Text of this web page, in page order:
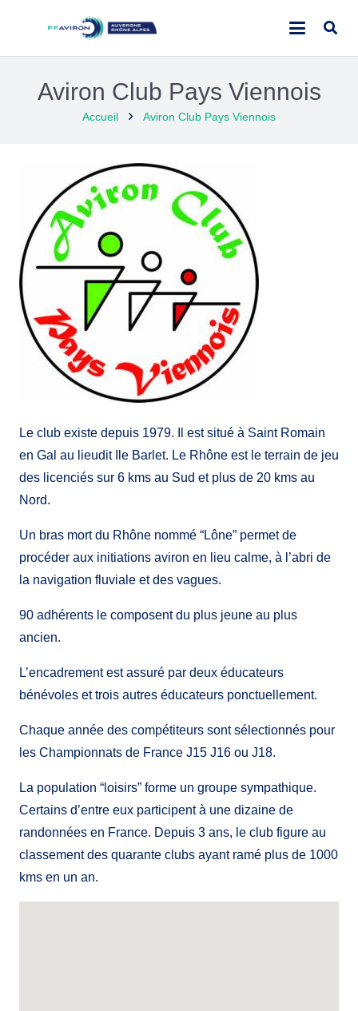
Aviron Club Pays Viennois
Accueil Aviron Club Pays Viennois
Le club existe depuis 1979. Il est situé à Saint Romain
en Gal au lieudit Ile Barlet. Le Rhône est le terrain de jeu
des licenciés sur 6 kms au Sud et plus de 20 kms au
Nord.
Un bras mort du Rhône nommé “Lône” permet de
procéder aux initiations aviron en lieu calme, à l’abri de
la navigation fluviale et des vagues.
90 adhérents le composent du plus jeune au plus
ancien.
L’encadrement est assuré par deux éducateurs
bénévoles et trois autres éducateurs ponctuellement.
Chaque année des compétiteurs sont sélectionnés pour
les Championnats de France J15 J16 ou J18.
La population “loisirs” forme un groupe sympathique.
Certains d’entre eux participent à une dizaine de
randonnées en France. Depuis 3 ans, le club figure au
classement des quarante clubs ayant ramé plus de 1000
kms en un an.